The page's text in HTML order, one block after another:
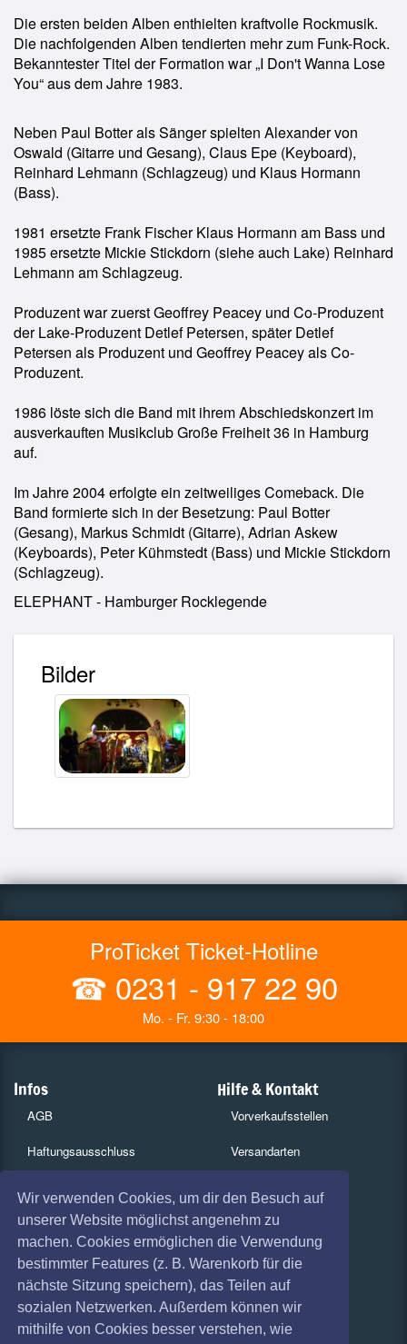
Wir verwenden Cookies, um dir den Besuch auf
unserer Website möglichst angenehm zu
machen. Cookies ermöglichen die Verwendung
bestimmter Features (z. B. Warenkorb für die
nächste Sitzung speichern), das Teilen auf
sozialen Netzwerken. Außerdem können wir
mithilfe von Cookies besser verstehen, wie
Die ersten beiden Alben enthielten kraftvolle Rockmusik.
Die nachfolgenden Alben tendierten mehr zum Funk-Rock.
Bekanntester Titel der Formation war „I Don't Wanna Lose
You“ aus dem Jahre 1983.
Neben Paul Botter als Sänger spielten Alexander von
Oswald (Gitarre und Gesang), Claus Epe (Keyboard),
Reinhard Lehmann (Schlagzeug) und Klaus Hormann
(Bass).
1981 ersetzte Frank Fischer Klaus Hormann am Bass und
1985 ersetzte Mickie Stickdorn (siehe auch Lake) Reinhard
Lehmann am Schlagzeug.
Produzent war zuerst Geoffrey Peacey und Co-Produzent
der Lake-Produzent Detlef Petersen, später Detlef
Petersen als Produzent und Geoffrey Peacey als Co-
Produzent.
1986 löste sich die Band mit ihrem Abschiedskonzert im
ausverkauften Musikclub Große Freiheit 36 in Hamburg
auf.
Im Jahre 2004 erfolgte ein zeitweiliges Comeback. Die
Band formierte sich in der Besetzung: Paul Botter
(Gesang), Markus Schmidt (Gitarre), Adrian Askew
(Keyboards), Peter Kühmstedt (Bass) und Mickie Stickdorn
(Schlagzeug).
ELEPHANT - Hamburger Rocklegende
Bilder
ProTicket Ticket-Hotline
☎ 0231 - 917 22 90
Mo. - Fr. 9:30 - 18:00
Infos
AGB
Haftungsausschluss
Widerruf
Impressum
Absagen
Hilfe & Kontakt
Vorverkaufsstellen
Versandarten
FAQ
Services
Gutscheine
Geschäftskunden